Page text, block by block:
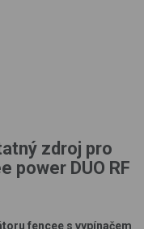
zdroj pro
power DUO RF
fencee s vypínačem